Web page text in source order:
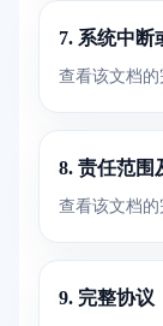
7. 系统中断
查看该文档的
8. 责任范围
查看该文档的
9. 完整协议